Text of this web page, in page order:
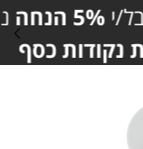
נוספים
כסף